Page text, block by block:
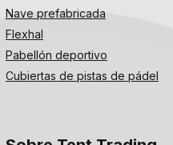
Nave prefabricada
Flexhal
Pabellón deportivo
Cubiertas de pistas de pádel